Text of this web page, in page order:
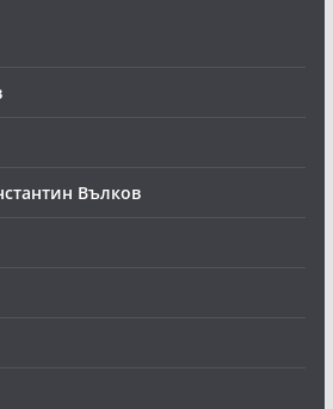
Вълков